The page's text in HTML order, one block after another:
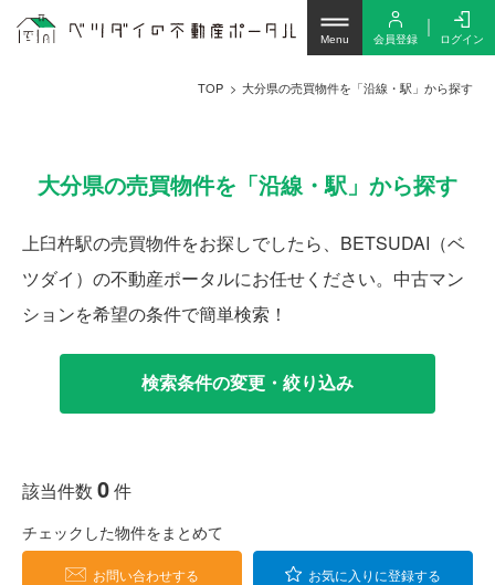
Menu 会員登録 ログイン
TOP 大分県の売買物件を「沿線・駅」から探す
大分県の売買物件を「沿線・駅」から探す
上臼杵駅の売買物件をお探しでしたら、BETSUDAI（ベ
ツダイ）の不動産ポータルにお任せください。中古マン
ションを希望の条件で簡単検索！
検索条件の変更・絞り込み
該当件数 0件
チェックした物件をまとめて
お問い合わせする お気に入りに登録する